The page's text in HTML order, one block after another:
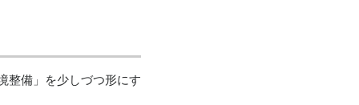
整備」を少しづつ形にす